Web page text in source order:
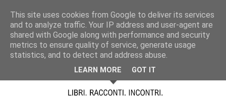
This site uses cookies from Google to deliver its services
and to analyze traffic. Your IP address and user-agent are
shared with Google along with performance and security
metrics to ensure quality of service, generate usage
statistics, and to detect and address abuse.
LEARN MORE GOT IT